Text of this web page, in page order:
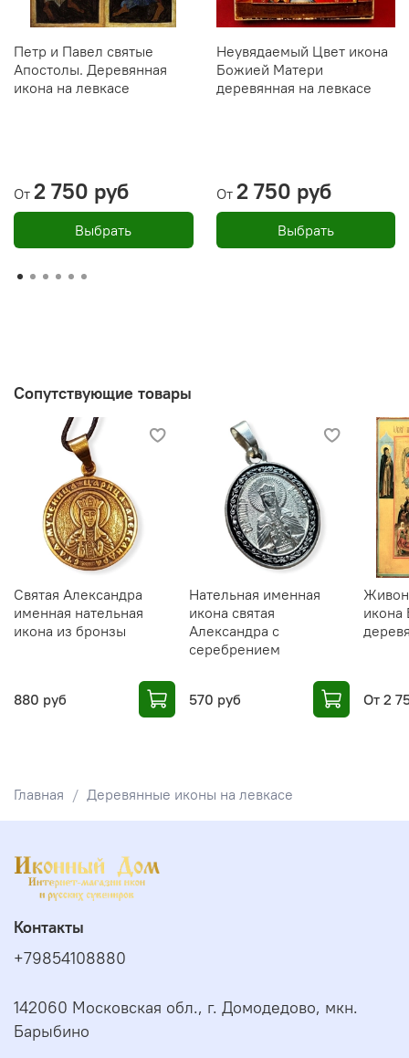
Петр и Павел святые
Апостолы. Деревянная
икона на левкасе
От 2 750 руб
Выбрать
Неувядаемый Цвет икона
Божией Матери
деревянная на левкасе
От 2 750 руб
Выбрать
Сопутствующие товары
Святая Александра
именная нательная
икона из бронзы
880 руб
Нательная именная
икона святая
Александра с
серебрением
570 руб От 2
Главная Деревянные иконы на левкасе
Контакты
+79854108880
142060 Московская обл., г. Домодедово, мкн.
Барыбино